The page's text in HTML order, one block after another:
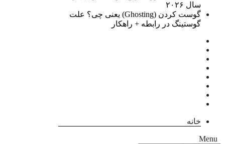
سال ۲۰۲۶
گوست کردن (Ghosting) یعنی چی؟ علت
گوستینگ در رابطه + راهکار
خانه
Menu